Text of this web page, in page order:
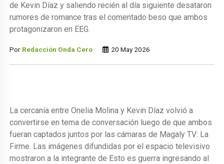
de Kevin Díaz y saliendo recién al día siguiente desataron
rumores de romance tras el comentado beso que ambos
protagonizaron en EEG.
Por Redacción Onda Cero 20 May 2026
La cercanía entre Onelia Molina y Kevin Díaz volvió a
convertirse en tema de conversación luego de que ambos
fueran captados juntos por las cámaras de Magaly TV: La
Firme. Las imágenes difundidas por el espacio televisivo
mostraron a la integrante de Esto es guerra ingresando al